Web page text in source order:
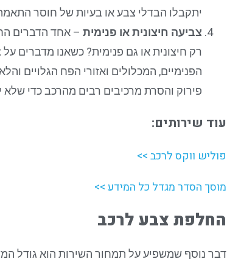
יתקבלו הבדלי צבע או בעיות של חוסר
צביעה חיצונית או פנימית – אחד הדברים
רק חיצונית או גם פנימית? כשאנו מדברים
הפנימיים, המכלולים ואזורי הפח הגלויים
פירוק והסרת מרכיבים רבים מהרכב כדי שלא
עוד שירותים:
פוליש ווקס לרכב >>
מוסך הסדר מגדל כל המידע >>
החלפת צבע לרכב
דבר נוסף שמשפיע על תמחור השירות הוא גודל